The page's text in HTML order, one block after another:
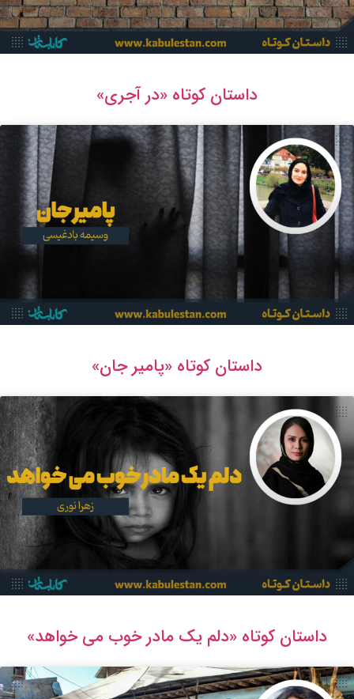
داستان کوتاه «در آجری»
داستان كوتاه «پامير جان»
داستان کوتاه «دلم یک مادر خوب می خواهد»